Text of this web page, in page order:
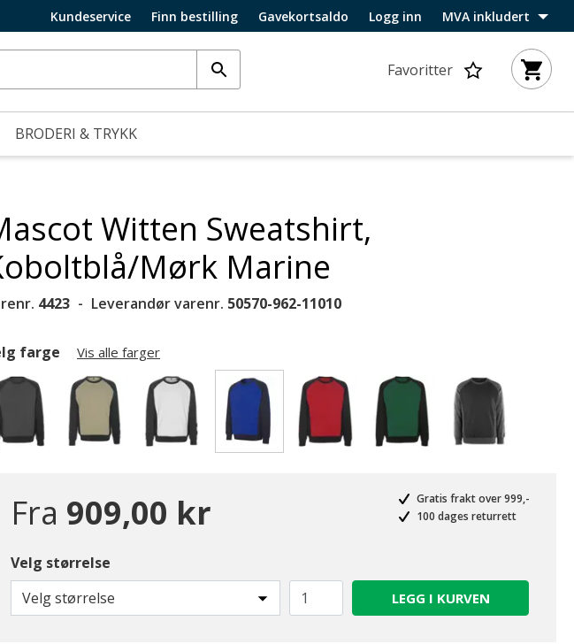
Kundeservice Finn bestilling Gavekortsaldo Logg inn MVA inkludert
Favoritter
BRODERI & TRYKK
Witten Sweatshirt,
Mørk Marine
4423 Leverandør varenr. 50570-962-11010
farge Vis alle farger
Fra 909,00 kr
Gratis frakt over 999,-
100 dages returrett
Velg størrelse
Velg størrelse
LEGG I KURVEN